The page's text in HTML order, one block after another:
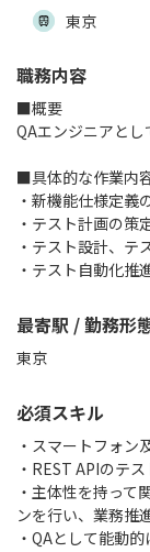
東京
職務内容
■概要
QAエンジニアとし
■具体的な作業内
・新機能仕様定義
・テスト計画の策
・テスト設計、テ
・テスト自動化推
最寄駅 / 勤務形
東京
必須スキル
・スマートフォン
・REST APIのテ
・主体性を持って
ンを行い、業務推
・QAとして能動